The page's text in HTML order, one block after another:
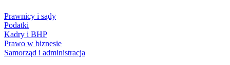
Prawnicy i sądy
Podatki
Kadry i BHP
Prawo w biznesie
Samorząd i administracja